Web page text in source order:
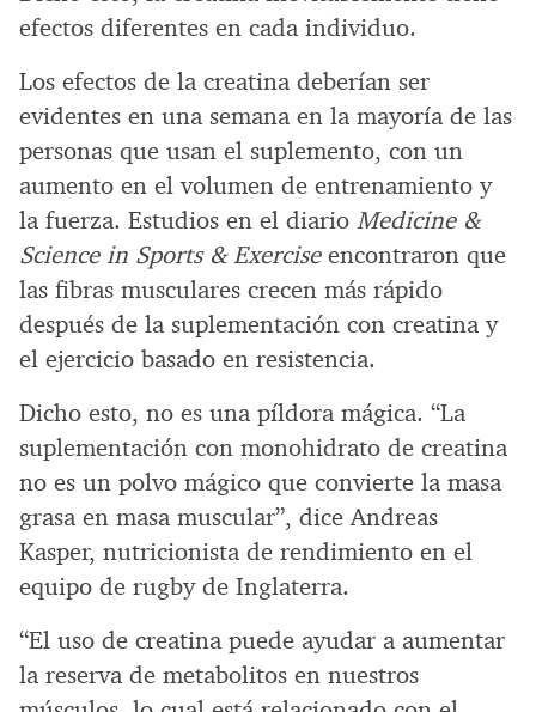
efectos diferentes en cada individuo.
Los efectos de la creatina deberían ser
evidentes en una semana en la mayoría de las
personas que usan el suplemento, con un
aumento en el volumen de entrenamiento y
la fuerza. Estudios en el diario Medicine &
Science in Sports & Exerciseencontraron que
las fibras musculares crecen más rápido
después de la suplementación con creatina y
el ejercicio basado en resistencia.
Dicho esto, no es una píldora mágica. “La
suplementación con monohidrato de creatina
no es un polvo mágico que convierte la masa
grasa en masa muscular”, dice Andreas
Kasper, nutricionista de rendimiento en el
equipo de rugby de Inglaterra.
“El uso de creatina puede ayudar a aumentar
la reserva de metabolitos en nuestros